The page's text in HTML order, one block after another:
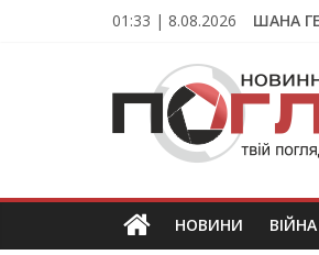
01:33 | 8.08.2026 ШАНА
ПОГЛЯД
Новини
Тернополя.
новини
та
НОВИНИ ВІЙНА